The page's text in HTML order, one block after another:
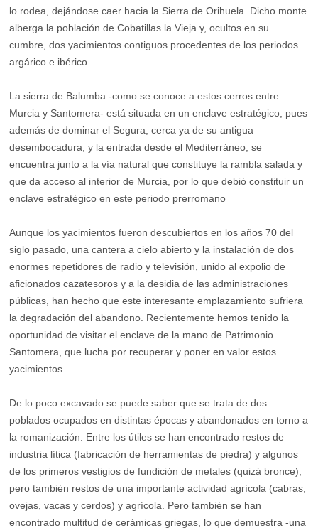
lo rodea, dejándose caer hacia la Sierra de Orihuela. Dicho monte
alberga la población de Cobatillas la Vieja y, ocultos en su
cumbre, dos yacimientos contiguos procedentes de los periodos
argárico e ibérico.
La sierra de Balumba -como se conoce a estos cerros entre
Murcia y Santomera- está situada en un enclave estratégico, pues
además de dominar el Segura, cerca ya de su antigua
desembocadura, y la entrada desde el Mediterráneo, se
encuentra junto a la vía natural que constituye la rambla salada y
que da acceso al interior de Murcia, por lo que debió constituir un
enclave estratégico en este periodo prerromano
Aunque los yacimientos fueron descubiertos en los años 70 del
siglo pasado, una cantera a cielo abierto y la instalación de dos
enormes repetidores de radio y televisión, unido al expolio de
aficionados cazatesoros y a la desidia de las administraciones
públicas, han hecho que este interesante emplazamiento sufriera
la degradación del abandono. Recientemente hemos tenido la
oportunidad de visitar el enclave de la mano de Patrimonio
Santomera, que lucha por recuperar y poner en valor estos
yacimientos.
De lo poco excavado se puede saber que se trata de dos
poblados ocupados en distintas épocas y abandonados en torno a
la romanización. Entre los útiles se han encontrado restos de
industria lítica (fabricación de herramientas de piedra) y algunos
de los primeros vestigios de fundición de metales (quizá bronce),
pero también restos de una importante actividad agrícola (cabras,
ovejas, vacas y cerdos) y agrícola. Pero también se han
encontrado multitud de cerámicas griegas, lo que demuestra -una